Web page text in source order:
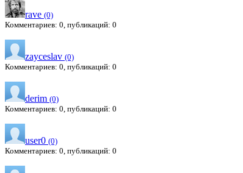
rave (0)
Комментариев: 0, публикаций: 0
zayceslav (0)
Комментариев: 0, публикаций: 0
derim (0)
Комментариев: 0, публикаций: 0
user0 (0)
Комментариев: 0, публикаций: 0